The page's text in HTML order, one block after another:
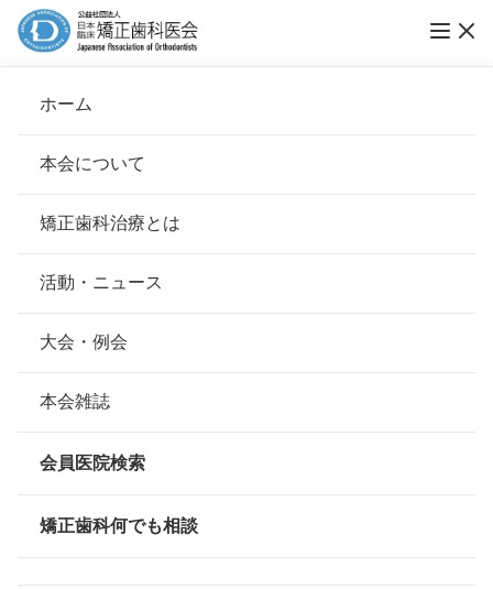
ホーム
本会について
会長挨拶
基本理念
組織について
本会の歴史
情報公開
矯正歯科治療とは
安心して治療を受けていただくための「6つの指針」
安心できる矯正歯科治療契約のための「7つの提言」
矯正歯科治療について
活動・ニュース
大会・例会
本会雑誌
会員医院検索
矯正歯科何でも相談
ホーム 会員医院検索
医療法人MKO 木下矯正歯科
所在地
大阪府大阪市阿倍野区旭町1-1-10竹
電話番号 06-6633-0717